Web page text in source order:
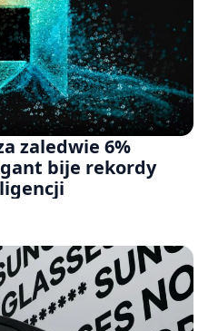
zaledwie 6%
bije rekordy